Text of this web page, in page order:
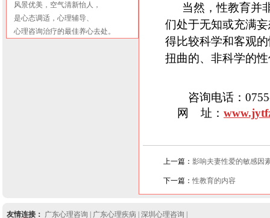
风景优美，空气清新怡人，
是心态调适，心理辅导、
心理咨询治疗的最佳养心去处。
当然，性教育并
们处于无知或充满
得比较科学和客观
扭曲的、非科学的
咨询电话：0755-
网
址：
上一篇： 影响夫妻性爱的敏感因
下一篇： 性教育的内容
友情连接： 广东心理咨询 广东心理疾病 深圳心理咨询